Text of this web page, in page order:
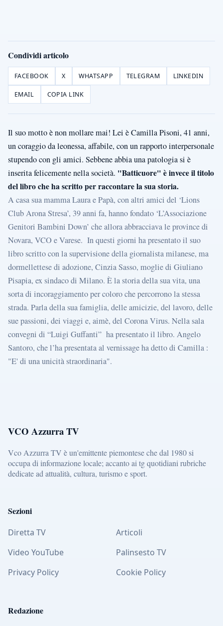
Condividi articolo
FACEBOOK X WHATSAPP TELEGRAM LINKEDIN
EMAIL COPIA LINK
Il suo motto è non mollare mai! Lei è Camilla Pisoni, 41 anni,
un coraggio da leonessa, affabile, con un rapporto interpersonale
stupendo con gli amici. Sebbene abbia una patologia si è
inserita felicemente nella società. "Batticuore" è invece il titolo
del libro che ha scritto per raccontare la sua storia.
A casa sua mamma Laura e Papà, con altri amici del ‘Lions
Club Arona Stresa’, 39 anni fa, hanno fondato ‘L’Associazione
Genitori Bambini Down’ che allora abbracciava le province di
Novara, VCO e Varese. In questi giorni ha presentato il suo
libro scritto con la supervisione della giornalista milanese, ma
dormellettese di adozione, Cinzia Sasso, moglie di Giuliano
Pisapia, ex sindaco di Milano. È la storia della sua vita, una
sorta di incoraggiamento per coloro che percorrono la stessa
strada. Parla della sua famiglia, delle amicizie, del lavoro, delle
sue passioni, dei viaggi e, aimè, del Corona Virus. Nella sala
convegni di “Luigi Guffanti” ha presentato il libro. Angelo
Santoro, che l’ha presentata al vernissage ha detto di Camilla :
"E' di una unicità straordinaria".
VCO Azzurra TV
Vco Azzurra TV è un'emittente piemontese che dal 1980 si
occupa di informazione locale; accanto ai tg quotidiani rubriche
dedicate ad attualità, cultura, turismo e sport.
Sezioni
Diretta TV
Articoli
Video YouTube
Palinsesto TV
Privacy Policy
Cookie Policy
Redazione